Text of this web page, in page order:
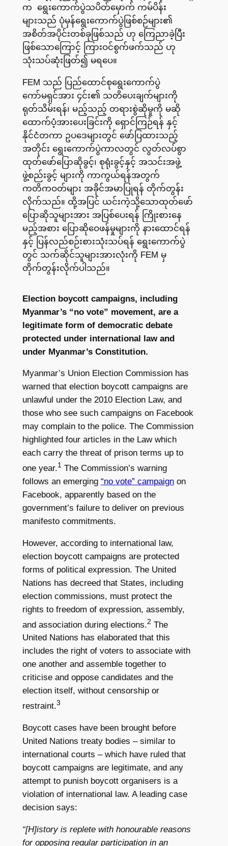
က ရွေးကောက်ပွဲသပိတ်မှောက် ကမ်ပိန်း
များသည် ပုံမှန်ရွေးကောက်ပွဲဖြစ်စဉ်များ၏
အစိတ်အပိုင်းတစ်ခုဖြစ်သည် ဟု ကြေညာခဲ့ပြီး
ဖြစ်သောကြောင့် ကြားဝင်စွက်ဖက်သည် ဟု
သုံးသပ်ဆုံးဖြတ်၍ မရပေ။
FEM သည် ပြည်ထောင်စုရွေးကောက်ပွဲ
ကော်မရှင်အား ၄င်း၏ သတိပေးချက်များကို
ရုတ်သိမ်းရန်၊ မည့်သည့် တရားစွဲဆိုမှုကို မဆို
ထောက်ပံ့အားပေးခြင်းကို ရှောင်ကြဉ်ရန် နှင့်
နိုင်ငံတကာ ဥပဒေများတွင် ဖော်ပြထားသည့်
အတိုင်း ရွေးကောက်ပွဲကာလတွင် လွတ်လပ်စွာ
ထုတ်ဖော်ပြောဆိုခွင့်၊ စုရုံးခွင့်နှင့် အသင်းအဖွဲ့
ဖွဲ့စည်းခွင့် များကို ကာကွယ်ရန်အတွက်
ကတိကဝတ်များ အခိုင်အမာပြုရန် တိုက်တွန်း
လိုက်သည်။ ထို့အပြင် ယင်းကဲ့သို့သောထုတ်ဖော်
ပြောဆိုသူများအား အပြစ်ပေးရန် ကြိုးစားနေ
မည့်အစား ပြောဆိုဝေဖန်မှုများကို နားထောင်ရန်
နှင့် ပြန်လည်စဉ်းစားသုံးသပ်ရန် ရွေးကောက်ပွဲ
တွင် သက်ဆိုင်သူများအားလုံးကို FEM မှ
တိုက်တွန်းလိုက်ပါသည်။
Election boycott campaigns, including
Myanmar’s “no vote” movement, are a
legitimate form of democratic debate
protected under international law and
under Myanmar’s Constitution.
Myanmar’s Union Election Commission has
warned that election boycott campaigns are
unlawful under the 2010 Election Law, and
those who see such campaigns on Facebook
may complain to the police. The Commission
highlighted four articles in the Law which
each carry the threat of prison terms up to
one year.1The Commission’s warning
follows an emerging “no vote” campaignon
Facebook, apparently based on the
government’s failure to deliver on previous
manifesto commitments.
However, according to international law,
election boycott campaigns are protected
forms of political expression. The United
Nations has decreed that States, including
election commissions, must protect the
rights to freedom of expression, assembly,
and association during elections.2 The
United Nations has elaborated that this
includes the right of voters to associate with
one another and assemble together to
criticise and oppose candidates and the
election itself, without censorship or
restraint.3
Boycott cases have been brought before
United Nations treaty bodies – similar to
international courts – which have ruled that
boycott campaigns are legitimate, and any
attempt to punish boycott organisers is a
violation of international law. A leading case
decision says:
“[H]istory is replete with honourable reasons
for opposing regular participation in an